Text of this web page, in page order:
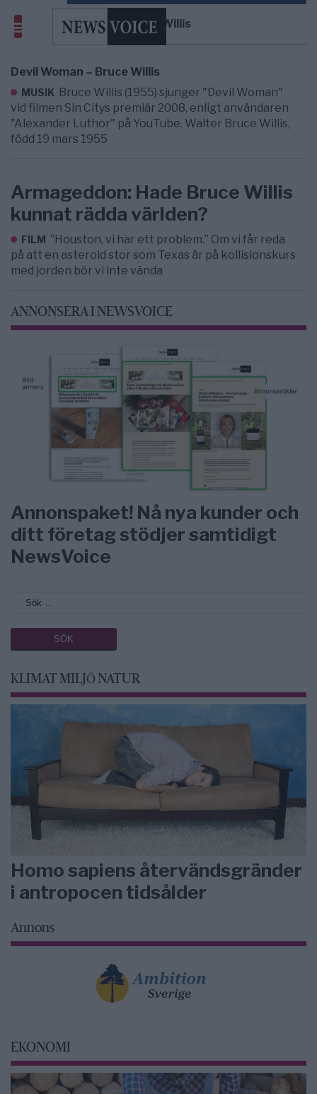
Bruce Willis
Devil Woman – Bruce Willis
MUSIK Bruce Willis (1955) sjunger "Devil Woman"
vid filmen Sin Citys premiär 2008, enligt användaren
"Alexander Luthor" på YouTube. Walter Bruce Willis,
född 19 mars 1955
Armageddon: Hade Bruce Willis
kunnat rädda världen?
FILM ”Houston, vi har ett problem.” Om vi får reda
på att en asteroid stor som Texas är på kollisionskurs
med jorden bör vi inte vända
ANNONSERA I NEWSVOICE
Annonspaket! Nå nya kunder och
ditt företag stödjer samtidigt
NewsVoice
KLIMAT MILJÖ NATUR
Homo sapiens återvändsgränder
i antropocen tidsålder
Annons
EKONOMI